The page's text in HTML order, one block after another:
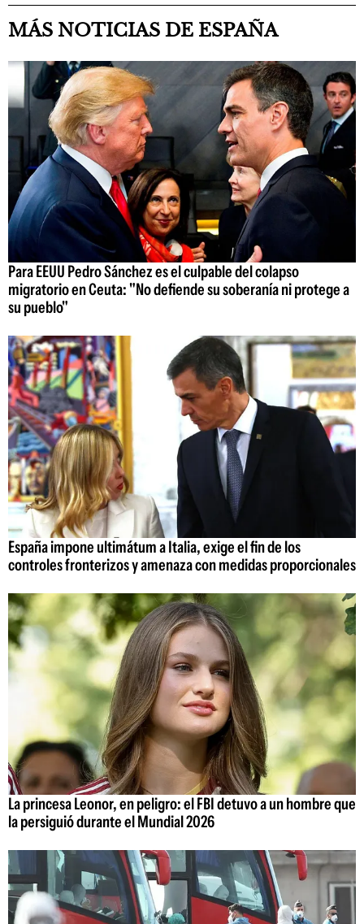
MÁS NOTICIAS DE ESPAÑA
Para EEUU Pedro Sánchez es el culpable del colapso
migratorio en Ceuta: "No defiende su soberanía ni protege a
su pueblo"
España impone ultimátum a Italia, exige el fin de los
controles fronterizos y amenaza con medidas proporcionales
La princesa Leonor, en peligro: el FBI detuvo a un hombre que
la persiguió durante el Mundial 2026